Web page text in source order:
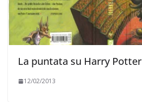
La puntata su Harry Potter
12/02/2013